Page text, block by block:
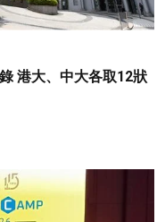
港大、中大各取12狀